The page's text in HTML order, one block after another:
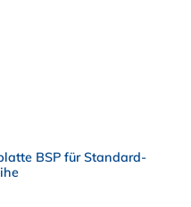
BSP für Standard-